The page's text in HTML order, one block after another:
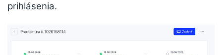
prihlásenia.